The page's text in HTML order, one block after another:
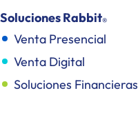
Soluciones Rabbit®
Venta Presencial
Venta Digital
Soluciones Financieras